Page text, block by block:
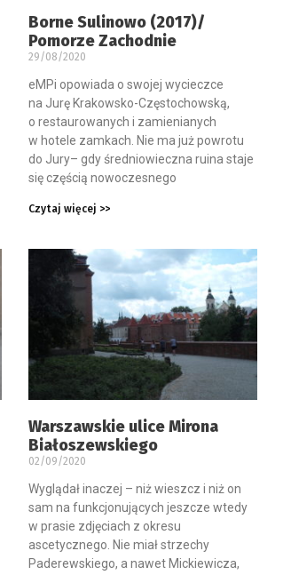
Borne Sulinowo (2017)/
Pomorze Zachodnie
29/08/2020
eMPi opowiada o swojej wycieczce
na Jurę Krakowsko-Częstochowską,
o restaurowanych i zamienianych
w hotele zamkach. Nie ma już powrotu
do Jury– gdy średniowieczna ruina staje
się częścią nowoczesnego
Czytaj więcej >>
Warszawskie ulice Mirona
Białoszewskiego
02/09/2020
Wyglądał inaczej – niż wieszcz i niż on
sam na funkcjonujących jeszcze wtedy
w prasie zdjęciach z okresu
ascetycznego. Nie miał strzechy
Paderewskiego, a nawet Mickiewicza,